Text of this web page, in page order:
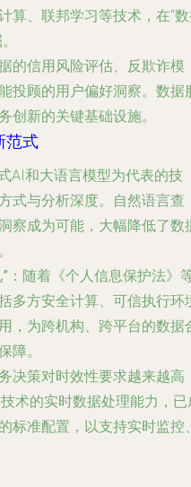
算、联邦学习等技术，在“
的信用风险评估、反欺诈模
投顾的用户偏好洞察。数据
创新的关键基础设施。
范式
AI和大语言模型为代表的技
式与分析深度。自然语言查
察成为可能，大幅降低了数
：随着《个人信息保护法》
多方安全计算、可信执行环
，为跨机构、跨平台的数据
障。
务决策对时效性要求越来越高
术的实时数据处理能力，已
标准配置，以支持实时监控